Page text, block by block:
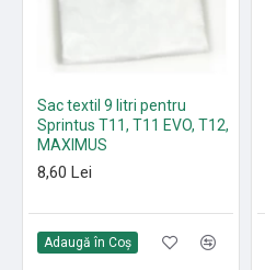
Sac textil 9 litri pentru
Sprintus T11, T11 EVO, T12,
MAXIMUS
8,60 Lei
Adaugă în Coş